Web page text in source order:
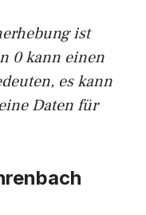
ist
0 kann einen
es kann
Daten für